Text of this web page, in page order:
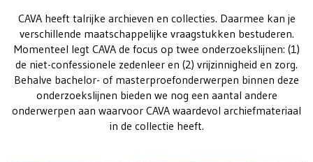
CAVA heeft talrijke archieven en collecties. Daarmee kan je
verschillende maatschappelijke vraagstukken bestuderen.
Momenteel legt CAVA de focus op twee onderzoekslijnen: (1)
de niet-confessionele zedenleer en (2) vrijzinnigheid en zorg.
Behalve bachelor- of masterproefonderwerpen binnen deze
onderzoekslijnen bieden we nog een aantal andere
onderwerpen aan waarvoor CAVA waardevol archiefmateriaal
in de collectie heeft.